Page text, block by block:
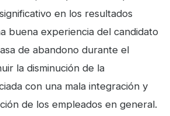
en los resultados
buena experiencia del candidato
de abandono durante el
la disminución de la
con una mala integración y
de los empleados en general.